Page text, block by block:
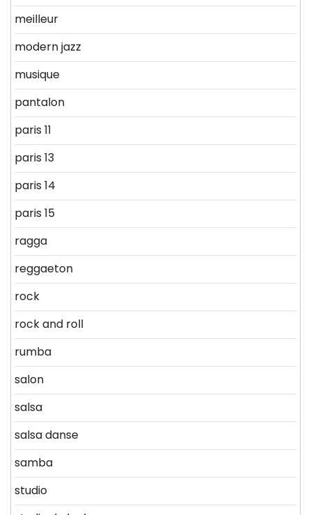
meilleur
modern jazz
musique
pantalon
paris 11
paris 13
paris 14
paris 15
ragga
reggaeton
rock
rock and roll
rumba
salon
salsa
salsa danse
samba
studio